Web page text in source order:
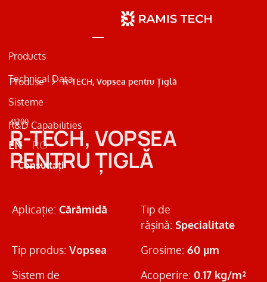
Products
Technical Data
Sisteme
Beton
Metal
Marcaje Rutiere
R&D Capabilities
EN RO
Consultați
Produse R-TECH, Vopsea pentru Țiglă
41200
R-TECH, VOPSEA
PENTRU ȚIGLĂ
Aplicație: Cărămidă
Tip de
rășină: Specialitate
Tip produs: Vopsea Grosime: 60 µm
Sistem de
Acoperire: 0.17 kg/m²